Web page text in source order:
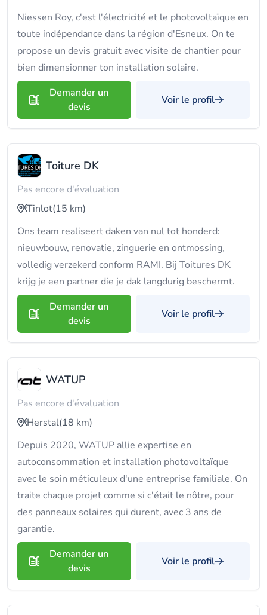
Niessen Roy, c'est l'électricité et le photovoltaïque en
toute indépendance dans la région d'Esneux. On te
propose un devis gratuit avec visite de chantier pour
bien dimensionner ton installation solaire.
Demander un
devis
Voir le profil
Toiture DK
Pas encore d'évaluation
Tinlot(15 km)
Ons team realiseert daken van nul tot honderd:
nieuwbouw, renovatie, zinguerie en ontmossing,
volledig verzekerd conform RAMI. Bij Toitures DK
krijg je een partner die je dak langdurig beschermt.
Demander un
devis
Voir le profil
WATUP
Pas encore d'évaluation
Herstal(18 km)
Depuis 2020, WATUP allie expertise en
autoconsommation et installation photovoltaïque
avec le soin méticuleux d'une entreprise familiale. On
traite chaque projet comme si c'était le nôtre, pour
des panneaux solaires qui durent, avec 3 ans de
garantie.
Demander un
devis
Voir le profil